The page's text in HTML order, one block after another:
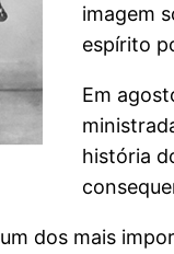
imagem
espírito
Em
história
dos mais